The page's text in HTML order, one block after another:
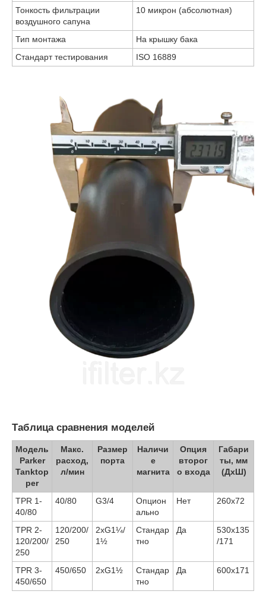
Тонкость фильтрации
воздушного сапуна
10 микрон (абсолютная)
Тип монтажа
На крышку бака
Стандарт тестирования
ISO 16889
Таблица сравнения моделей
Модель
Parker
Tanktop
per
Макс.
расход,
л/мин
Размер
порта
Наличи
е
магнита
Опция
второг
о входа
Габари
ты, мм
(ДхШ)
TPR 1-
40/80
40/80 G3/4
Опцион
ально
Нет 260х72
TPR 2-
120/200/
250
120/200/
250
2xG1¼/
1½
Стандар
тно
Да
530х135
/171
TPR 3-
450/650
450/650 2xG1½
Стандар
тно
Да 600х171